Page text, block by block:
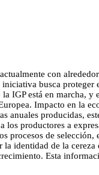
con
busca
IGP está en marcha,
Impacto en la
anuales producidas,
productores a
procesos de
identidad de la
Esta